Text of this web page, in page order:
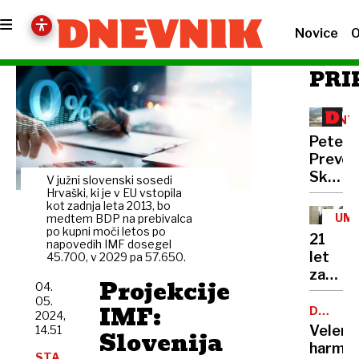
Novice
V južni slovenski sosedi
Hrvaški, ki je v EU vstopila
kot zadnja leta 2013, bo
medtem BDP na prebivalca
po kupni moči letos po
napovedih IMF dosegel
45.700, v 2029 pa 57.650.
Projekcije
IMF:
Slovenija
04.
05.
2024,
14.51
Peter
Prevc:
policaji
niso
dela
21
let
Bančni
s
pasom